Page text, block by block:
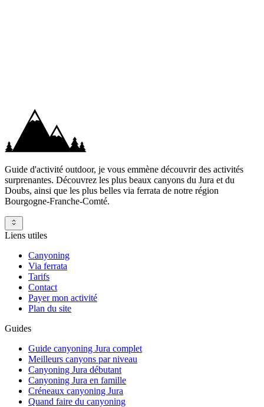
Guide d'activité outdoor, je vous emmène découvrir des activités
surprenantes. Découvrez les plus beaux canyons du Jura et du
Doubs, ainsi que les plus belles via ferrata de notre région
Bourgogne-Franche-Comté.
Liens utiles
Canyoning
Via ferrata
Tarifs
Contact
Payer mon activité
Plan du site
Guides
Guide canyoning Jura complet
Meilleurs canyons par niveau
Canyoning Jura débutant
Canyoning Jura en famille
Créneaux canyoning Jura
Quand faire du canyoning